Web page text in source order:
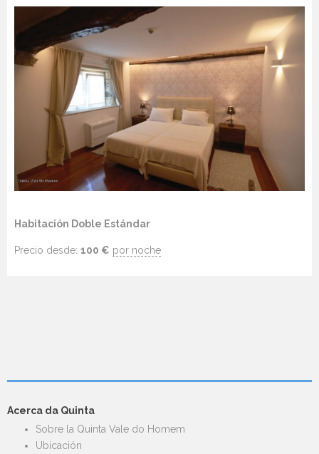
Habitación Doble Estándar
Precio desde: 100 € por noche
Acerca da Quinta
Sobre la Quinta Vale do Homem
Ubicación